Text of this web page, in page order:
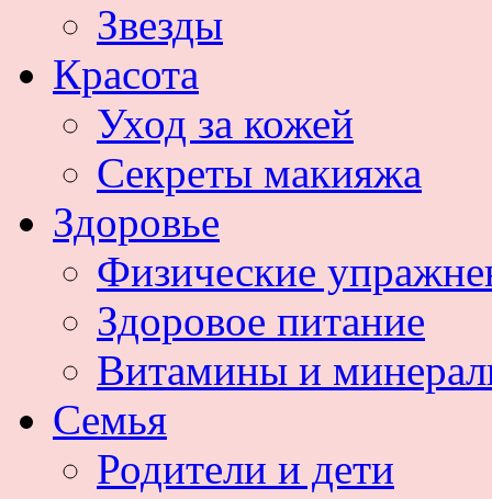
Звезды
Красота
Уход за кожей
Секреты макияжа
Здоровье
Физические
Здоровое питание
Витамины и
Семья
Родители и дети